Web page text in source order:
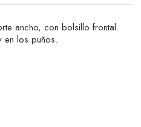
ancho, con bolsillo frontal.
en los puños.